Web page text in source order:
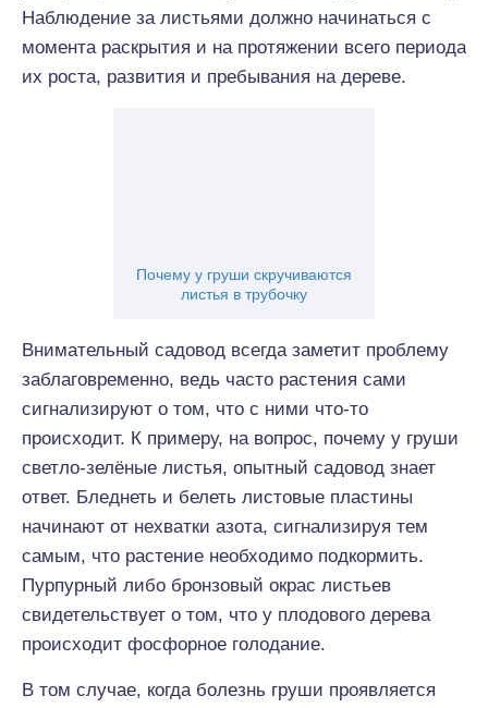
Наблюдение за листьями должно начинаться с
момента раскрытия и на протяжении всего периода
их роста, развития и пребывания на дереве.
Почему у груши скручиваются
листья в трубочку
Внимательный садовод всегда заметит проблему
заблаговременно, ведь часто растения сами
сигнализируют о том, что с ними что-то
происходит. К примеру, на вопрос, почему у груши
светло-зелёные листья, опытный садовод знает
ответ. Бледнеть и белеть листовые пластины
начинают от нехватки азота, сигнализируя тем
самым, что растение необходимо подкормить.
Пурпурный либо бронзовый окрас листьев
свидетельствует о том, что у плодового дерева
происходит фосфорное голодание.
В том случае, когда болезнь груши проявляется